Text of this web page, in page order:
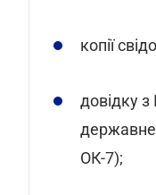
копії
довідку
державне
ОК-7);